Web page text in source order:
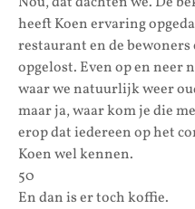
heeft Koen ervaring
restaurant en de
opgelost. Even op en
waar we natuurlijk weer
maar ja, waar kom je die
erop dat iedereen op het
Koen wel kennen.
50
En dan is er toch koffie.